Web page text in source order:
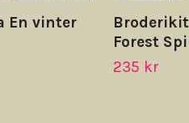
En vinter
Forest
235 kr